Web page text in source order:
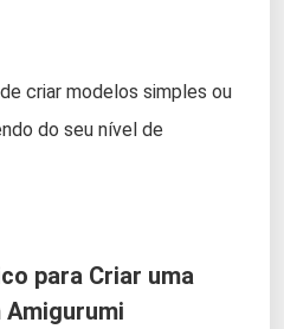
criar modelos simples ou
do seu nível de
para Criar uma
Amigurumi